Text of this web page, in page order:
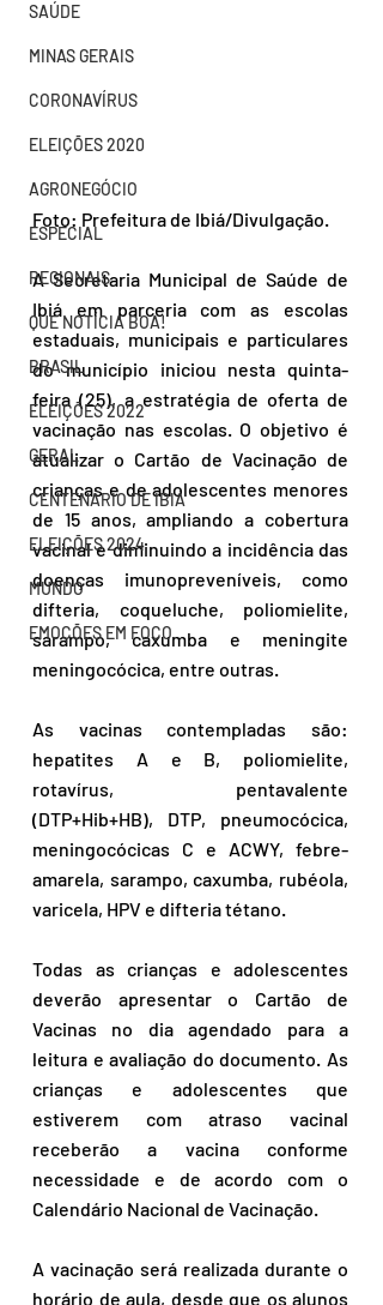
SAÚDE
MINAS GERAIS
CORONAVÍRUS
ELEIÇÕES 2020
AGRONEGÓCIO
ESPECIAL
REGIONAIS
QUE NOTÍCIA BOA!
BRASIL
ELEIÇÕES 2022
GERAL
CENTENÁRIO DE IBIÁ
ELEIÇÕES 2024
MUNDO
EMOÇÕES EM FOCO
Foto: Prefeitura de Ibiá/Divulgação.
A Secretaria Municipal de Saúde de
Ibiá em parceria com as escolas
estaduais, municipais e particulares
do município iniciou nesta quinta-
feira (25), a estratégia de oferta de
vacinação nas escolas. O objetivo é
atualizar o Cartão de Vacinação de
crianças e de adolescentes menores
de 15 anos, ampliando a cobertura
vacinal e diminuindo a incidência das
doenças imunopreveníveis, como
difteria, coqueluche, poliomielite,
sarampo, caxumba e meningite
meningocócica, entre outras.
As vacinas contempladas são:
hepatites A e B, poliomielite,
rotavírus, pentavalente
(DTP+Hib+HB), DTP, pneumocócica,
meningocócicas C e ACWY, febre-
amarela, sarampo, caxumba, rubéola,
varicela, HPV e difteria tétano.
Todas as crianças e adolescentes
deverão apresentar o Cartão de
Vacinas no dia agendado para a
leitura e avaliação do documento. As
crianças e adolescentes que
estiverem com atraso vacinal
receberão a vacina conforme
necessidade e de acordo com o
Calendário Nacional de Vacinação.
A vacinação será realizada durante o
horário de aula, desde que os alunos